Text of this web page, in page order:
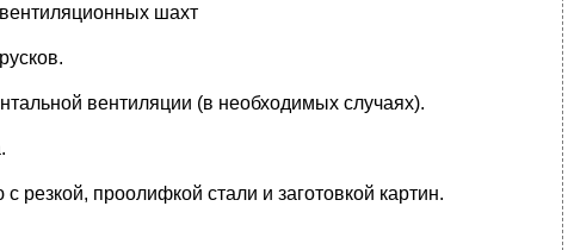
шахт
вентиляции (в необходимых случаях).
резкой, проолифкой стали и заготовкой картин.